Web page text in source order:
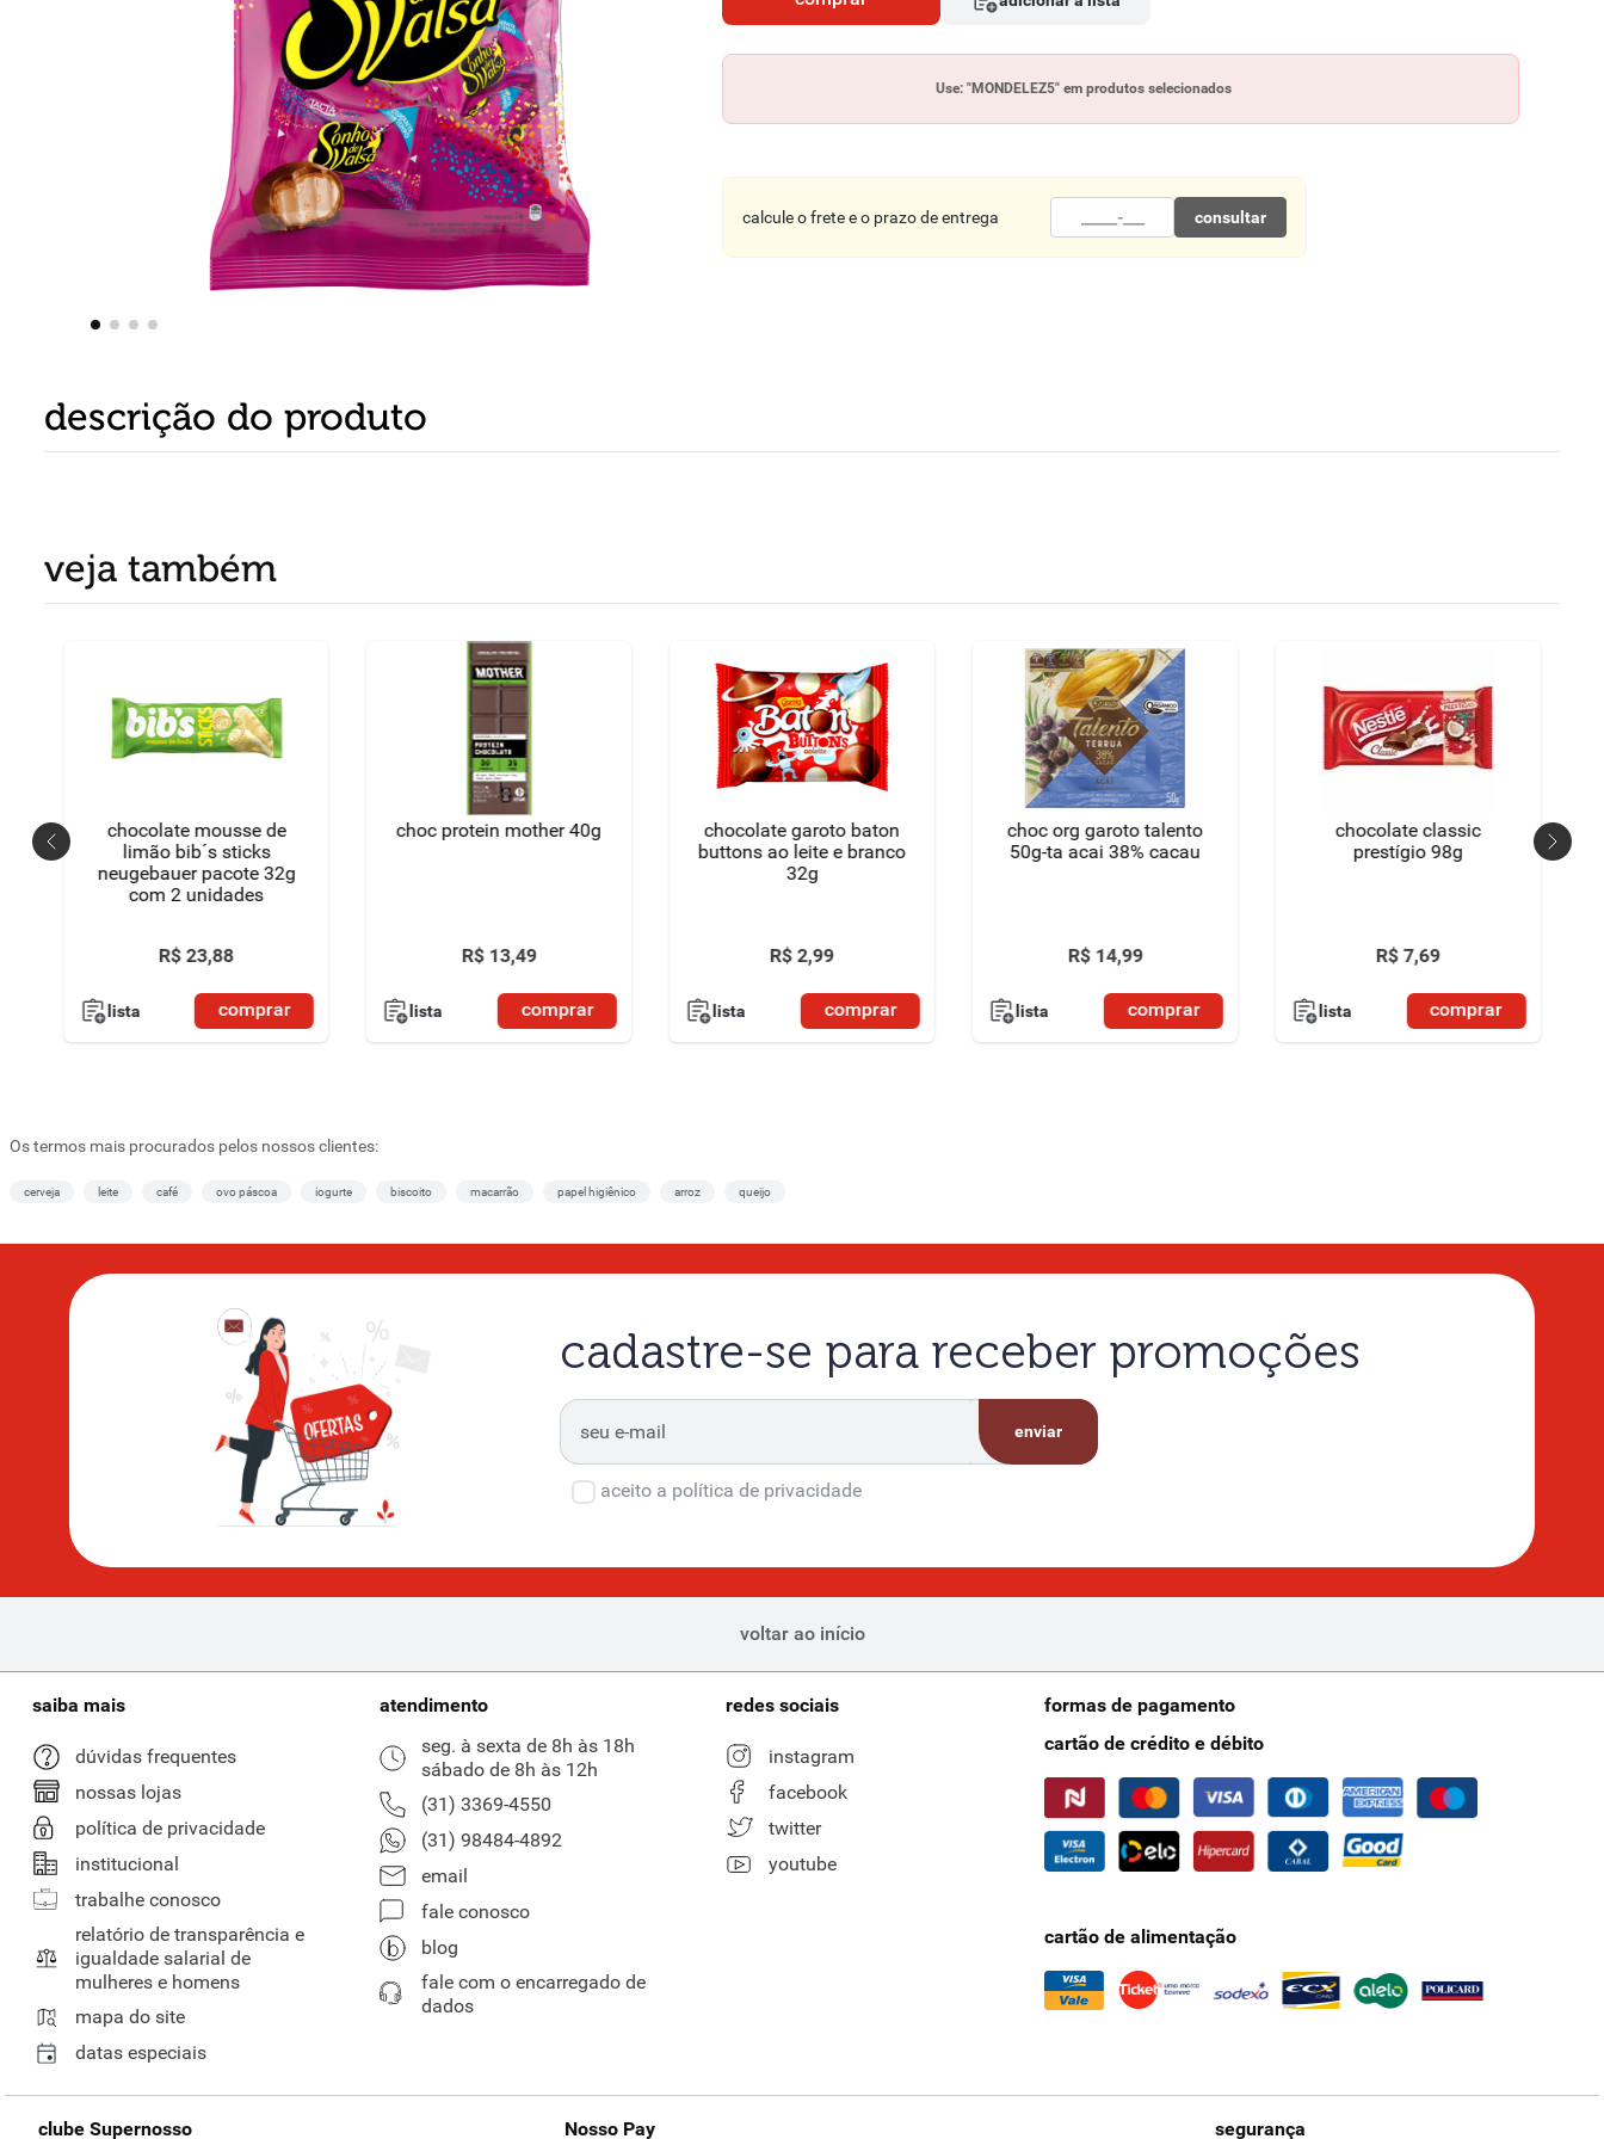
Use: "MONDELEZ5" em produtos selecionados
calcule o frete e o prazo de entrega consultar
descrição do produto
veja também
chocolate mousse de
limão bib´s sticks
neugebauer pacote 32g
com 2 unidades
R$ 23,88
lista comprar
choc protein mother 40g
R$ 13,49
lista comprar
chocolate garoto baton
buttons ao leite e branco
32g
R$ 2,99
lista comprar
choc org garoto talento
50g-ta acai 38% cacau
R$ 14,99
lista comprar
chocolate classic
prestígio 98g
R$ 7,69
lista comprar
Os termos mais procurados pelos nossos clientes:
cerveja leite café ovo páscoa iogurte biscoito macarrão papel higiênico arroz queijo
cadastre-se para receber promoções
enviar
aceito a política de privacidade
voltar ao início
saiba mais
dúvidas frequentes
nossas lojas
política de privacidade
institucional
trabalhe conosco
relatório de transparência e
igualdade salarial de
mulheres e homens
mapa do site
datas especiais
atendimento
seg. à sexta de 8h às 18h
sábado de 8h às 12h
(31) 3369-4550
(31) 98484-4892
email
fale conosco
blog
fale com o encarregado de
dados
redes sociais
instagram
facebook
twitter
youtube
formas de pagamento
cartão de crédito e débito
cartão de alimentação
clube Supernosso Nosso Pay segurança
º detergente
9º macarrão
10º chocolate